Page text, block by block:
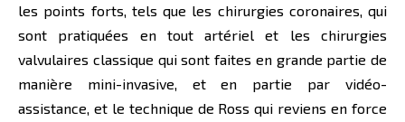
les points forts, tels que les chirurgies coronaires, qui
sont pratiquées en tout artériel et les chirurgies
valvulaires classique qui sont faites en grande partie de
manière mini-invasive, et en partie par vidéo-
assistance, et le technique de Ross qui reviens en force